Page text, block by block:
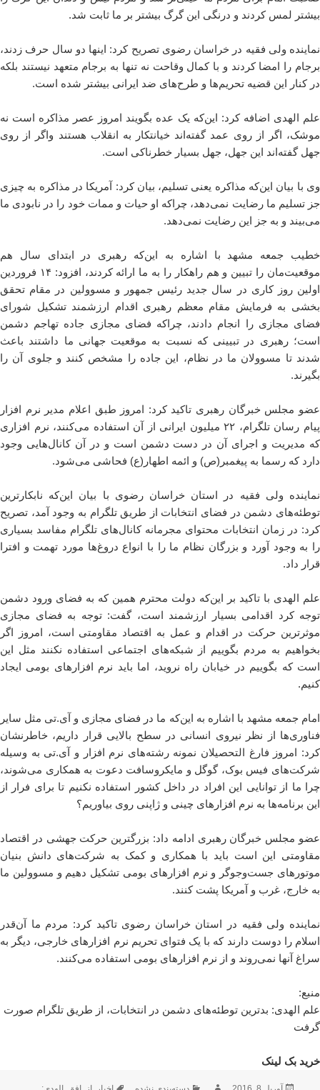
بیشتر لمس کردند و درنگی این گرگ بیشتر بر ما ثابت شد.
نماینده ولی فقیه در خراسان رضوی تصریح کرد: اینها دو سال حرف زدند،
برجام را امضا کردند و با کمال وقاحت نه تنها به برجام متعهد نیستند بلکه
در کنار این قضیه تحریم‌ها و طرح‌های ضد ایرانی بیشتر شده است.
علم الهدی اضافه کرد: این‌که یک عده بگویند امروز عصر مذاکره است نه
موشک، اگر از روی عمد گفته‌اند خیانتکار به انقلاب هستند واگر از روی
جهل گفته‌اند این جهل، جهل بسیار خطرناکی است.
وی با بیان این‌که مذاکره یعنی تسلیم، بیان کرد: آمریکا در مذاکره به چیزی
جز تسلیم ما رضایت نمی‌دهد، چراکه او حیات و ممات خود را در نابودی ما
می‌بیند و به جز این رضایت نمی‌دهد.
خطیب جمعه مشهد با اشاره به این‌که رهبری در ابتدای سال هم
موقعیت‌مان را تبیین و هم راهکار را به ما ارائه کردند، افزود: ۱۴ فروردین
اولین روز کاری در سال جدید رئیس جمهور و مسوولین در مقام تحقق
بخشی به فرمایش مقام معظم رهبری اقدام ارزشمند تشکیل شورای
فضای مجازی را انجام دادند، چراکه فضای مجازی جاده تهاجم دشمن
است؛ رهبری در تبیینی که نسبت به موقعیت جهانی ما داشتند باعث
شدند تا مسوولان ما در نظام، این جاده را مشخص کنند و جلوی آن را
بگیرند.
عضو مجلس خبرگان رهبری تاکید کرد: امروز طبق اعلام مدیر نرم افزار
پیام رسان تلگرام، ۲۲ میلیون ایرانی از آن استفاده می‌کنند، نرم افزاری
که مدیریت و اجرای آن در دست دشمن است و در آن کانال‌هایی وجود
دارد که رسما به پیغمبر(ص) و ائمه اطهار(ع) فحاشی می‌شود.
نماینده ولی فقیه در استان خراسان رضوی با بیان این‌که نابکارترین
توطئه‌های دشمن در فضای انتخابات از طریق تلگرام به وجود آمد، تصریح
کرد: در زمان انتخابات محتوای مجرمانه کانال‌های تلگرام مفاسد بسیاری
را به وجود آورد و بزرگان نظام ما را با انواع دروغ‌ها مورد تهمت و افترا
قرار داد.
علم الهدی با تاکید بر این‌که دولت محترم همین که به فضای ورود دشمن
توجه کرد اقدامی بسیار ارزشمند است، گفت: توجه به فضای مجازی
موثرترین حرکت در اقدام و عمل به اقتصاد مقاومتی است، امروز اگر
بخواهیم به مردم بگوییم از شبکه‌های اجتماعی استفاده نکنند مثل این
است که بگوییم در خیابان راه نروید، اما باید نرم افزارهای بومی ایجاد
کنیم.
امام جمعه مشهد با اشاره به این‌که ما در فضای مجازی و آی.تی مثل سایر
فناوری‌ها از نظر نیروی انسانی در سطح بالایی قرار داریم، خاطرنشان
کرد: امروز فارغ التحصیلان نمونه رشته‌های نرم افزار و آی.تی به وسیله
شرکت‌های فیس بوک، گوگل و مایکروسافت دعوت به همکاری می‌شوند،
چرا ما از توانایی این افراد در داخل کشور استفاده نکنیم تا برای فرار از
این برنامه‌ها به نرم افزارهای چینی و ژاپنی روی بیاوریم؟
عضو مجلس خبرگان رهبری ادامه داد: بزرگترین حرکت جهشی در اقتصاد
مقاومتی این است باید با همکاری و کمک به شرکت‌های دانش بنیان
موتورهای جست‌وجوگر و نرم افزارهای بومی تشکیل دهیم و مسوولین ما
به خارج، غرب و آمریکا پشت کنند.
نماینده ولی فقیه در استان خراسان رضوی تاکید کرد: مردم ما آن‌قدر
اسلام را دوست دارند که با یک فتوای تحریم نرم افزارهای خارجی، دیگر به
سراغ آنها نمی‌روند و از نرم افزارهای بومی استفاده می‌کنند.
منبع:
علم الهدی: بدترین توطئه‌های دشمن در انتخابات، از طریق تلگرام صورت
گرفت
خرید بک لینک
ارسال نویسندهدسته‌ها برچسب‌ها